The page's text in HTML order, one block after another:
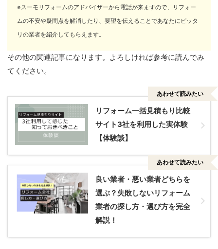
※スーモリフォームのアドバイザーから電話が来ますので、リフォー
ムの不安や疑問点を解消したり、要望を伝えることであなたにピッタ
リの業者を紹介してもらえます。
その他の関連記事になります。よろしければ参考に読んでみ
てください。
リフォーム一括見積もり比較
サイト3社を利用した実体験
【体験談】
あわせて読みたい
良い業者・悪い業者どちらを
選ぶ？失敗しないリフォーム
業者の探し方・選び方を完全
解説！
あわせて読みたい